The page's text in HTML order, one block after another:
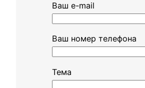
Ваш e-mail
Ваш номер телефона
Тема